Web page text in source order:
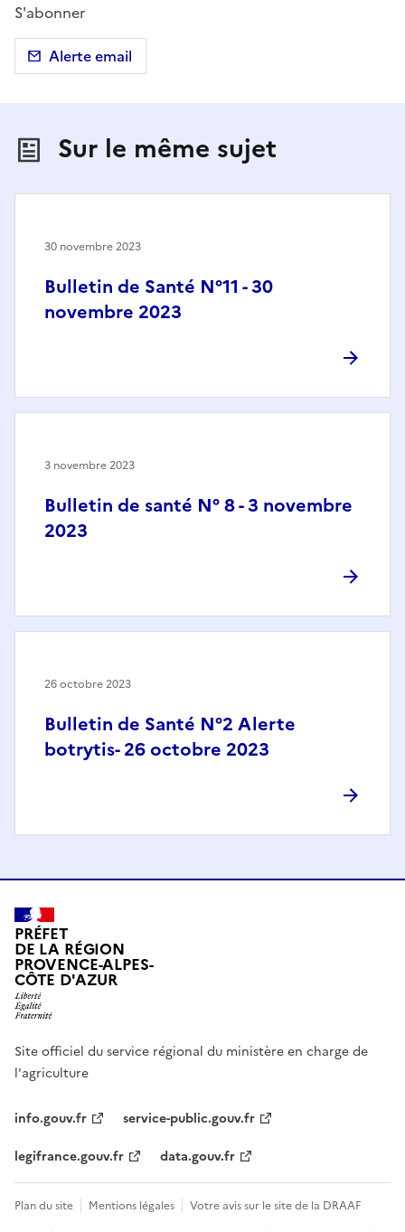
S'abonner
Alerte email
Sur le même sujet
Bulletin de Santé N°11 - 30
novembre 2023
30 novembre 2023
Bulletin de santé N° 8 - 3 novembre
2023
3 novembre 2023
Bulletin de Santé N°2 Alerte
botrytis- 26 octobre 2023
26 octobre 2023
PRÉFET
DE LA RÉGION
PROVENCE-ALPES-
CÔTE D'AZUR
Site officiel du service régional du ministère en charge de
l'agriculture
info.gouv.fr
service-public.gouv.fr
legifrance.gouv.fr
data.gouv.fr
Plan du site Mentions légales
Votre avis sur le site de la DRAAF